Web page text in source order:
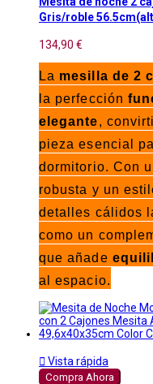
Gris/roble
134,90 €
La mesilla de 2
la perfección
elegante,
pieza esencial
dormitorio. Con
robusta y un
detalles cálidos
como un
que añade
al espacio.
 Vista rápida
Compra Ahora